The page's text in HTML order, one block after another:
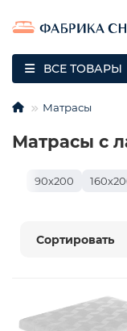
ВСЕ ТОВАРЫ
Матрасы
Матрасы с
90х200